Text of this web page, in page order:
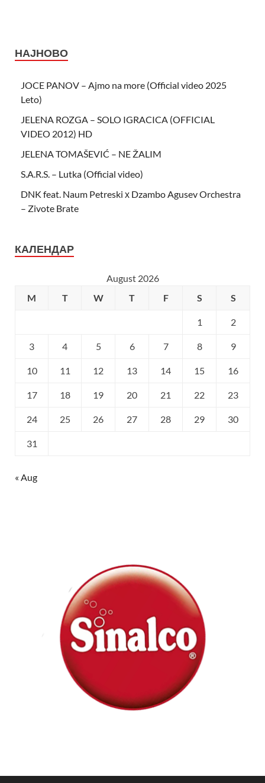
НАЈНОВО
JOCE PANOV – Ajmo na more (Official video 2025
Leto)
JELENA ROZGA – SOLO IGRACICA (OFFICIAL
VIDEO 2012) HD
JELENA TOMAŠEVIĆ – NE ŽALIM
S.A.R.S. – Lutka (Official video)
DNK feat. Naum Petreski х Dzambo Agusev Orchestra
– Zivote Brate
КАЛЕНДАР
August 2026
M
T W T F S S
1 2
3 4 5 6 7 8 9
10 11 12 13 14 15 16
17 18 19 20 21 22 23
24 25 26 27 28 29 30
31
« Aug